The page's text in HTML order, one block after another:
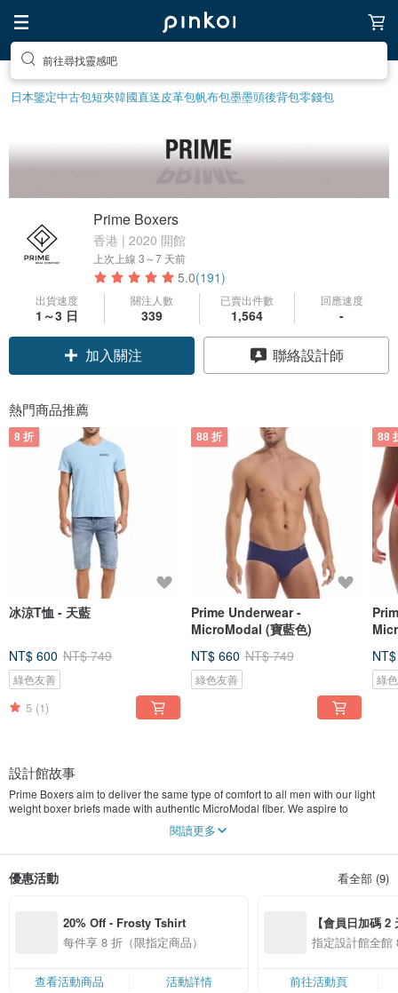
前往尋找靈感吧
日本鑒定中古包短夾韓國直送皮革包帆布包墨墨頭後背包零錢包
Prime Boxers
香港 | 2020 開館
上次上線 3～7 天前
5.0(191)
出貨速度
1～3 日
關注人數
339
已賣出件數
1,564
回應速度
-
加入關注 聯絡設計師
熱門商品推薦
8 折
冰涼T恤 - 天藍
NT$ 600 NT$ 749
綠色友善
5 (1)
88 折
Prime Underwear -
MicroModal (寶藍色)
NT$ 660 NT$ 749
綠色友善
88
綠
設計館故事
Prime Boxers aim to deliver the same type of comfort to all men with our light
weight boxer briefs made with authentic MicroModal fiber. We aspire to
advance the undergarment industry because living a comfortable lifestyle is the
corner of our company. It's where, and how it all began.
company. We shall strive to help maintain the world a better place.
閱讀更多
優惠活動 看全部 (9)
20% Off - Frosty Tshirt
每件享 8 折（限指定商品）
查看活動商品 活動詳情
【會員日加碼 2
8/10 精選設計
指定設計館全館
前往活動頁